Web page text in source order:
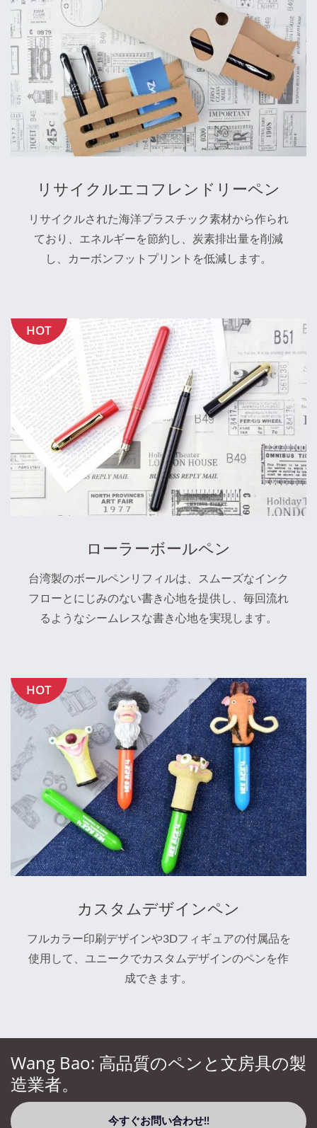
リサイクルエコフレンドリーペン
リサイクルされた海洋プラスチック素材から作られ
ており、エネルギーを節約し、炭素排出量を削減
し、カーボンフットプリントを低減します。
HOT
ローラーボールペン
台湾製のボールペンリフィルは、スムーズなインク
フローとにじみのない書き心地を提供し、毎回流れ
るようなシームレスな書き心地を実現します。
HOT
カスタムデザインペン
フルカラー印刷デザインや3Dフィギュアの付属品を
使用して、ユニークでカスタムデザインのペンを作
成できます。
Wang Bao: 高品質のペンと文房具の製
造業者。
今すぐお問い合わせ!!